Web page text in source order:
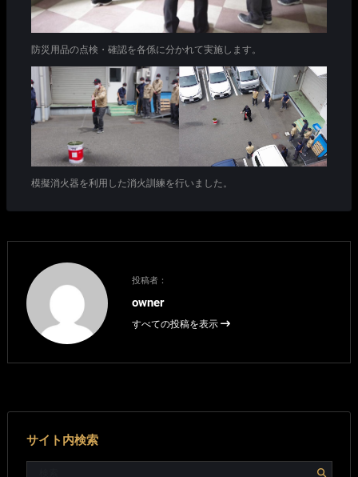
防災用品の点検・確認を各係に分かれて実施します。
模擬消火器を利用した消火訓練を行いました。
投稿者：
owner
すべての投稿を表示
サイト内検索